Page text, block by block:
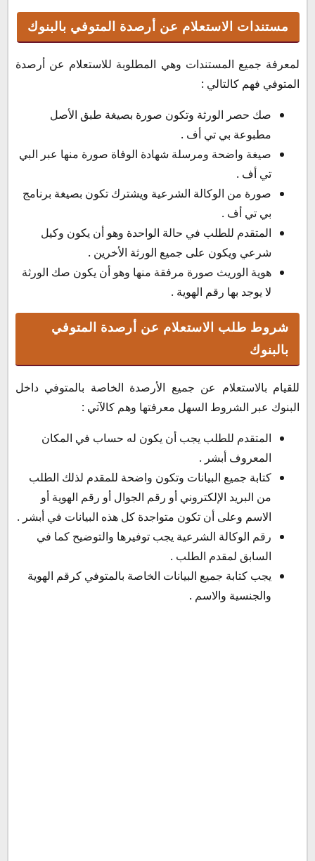
مستندات الاستعلام عن أرصدة المتوفي بالبنوك
لمعرفة جميع المستندات وهي المطلوبة للاستعلام عن أرصدة
المتوفي فهم كالتالي :
صك حصر الورثة وتكون صورة بصيغة طبق الأصل
مطبوعة بي تي أف .
صيغة واضحة ومرسلة شهادة الوفاة صورة منها عبر البي
تي أف .
صورة من الوكالة الشرعية ويشترك تكون بصيغة برنامج
بي تي أف .
المتقدم للطلب في حالة الواحدة وهو أن يكون وكيل
شرعي ويكون على جميع الورثة الأخرين .
هوية الوريث صورة مرفقة منها وهو أن يكون صك الورثة
لا يوجد بها رقم الهوية .
شروط طلب الاستعلام عن أرصدة المتوفي
بالبنوك
للقيام بالاستعلام عن جميع الأرصدة الخاصة بالمتوفي داخل
البنوك عبر الشروط السهل معرفتها وهم كالآتي :
المتقدم للطلب يجب أن يكون له حساب في المكان
المعروف أبشر .
كتابة جميع البيانات وتكون واضحة للمقدم لذلك الطلب
من البريد الإلكتروني أو رقم الجوال أو رقم الهوية أو
الاسم وعلى أن تكون متواجدة كل هذه البيانات في أبشر .
رقم الوكالة الشرعية يجب توفيرها والتوضيح كما في
السابق لمقدم الطلب .
يجب كتابة جميع البيانات الخاصة بالمتوفي كرقم الهوية
والجنسية والاسم .